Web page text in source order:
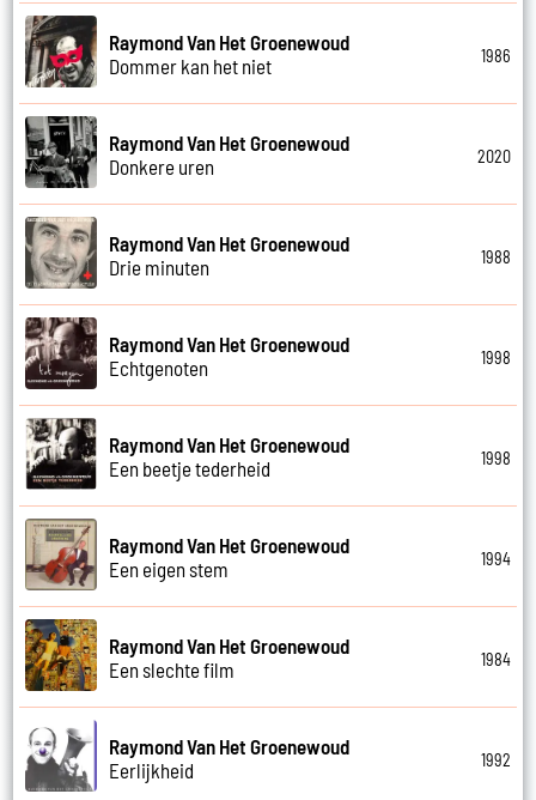
Raymond Van Het Groenewoud
Dommer kan het niet
1986
Raymond Van Het Groenewoud
Donkere uren
2020
Raymond Van Het Groenewoud
Drie minuten
1988
Raymond Van Het Groenewoud
Echtgenoten
1998
Raymond Van Het Groenewoud
Een beetje tederheid
1998
Raymond Van Het Groenewoud
Een eigen stem
1994
Raymond Van Het Groenewoud
Een slechte film
1984
Raymond Van Het Groenewoud
Eerlijkheid
1992